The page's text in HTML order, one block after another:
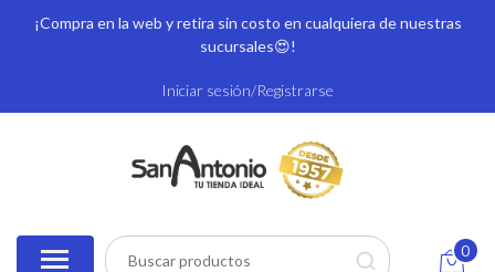
¡Compra en la web y retira sin costo en cualquiera de nuestras
sucursales😍!
Iniciar sesión/Registrarse
0